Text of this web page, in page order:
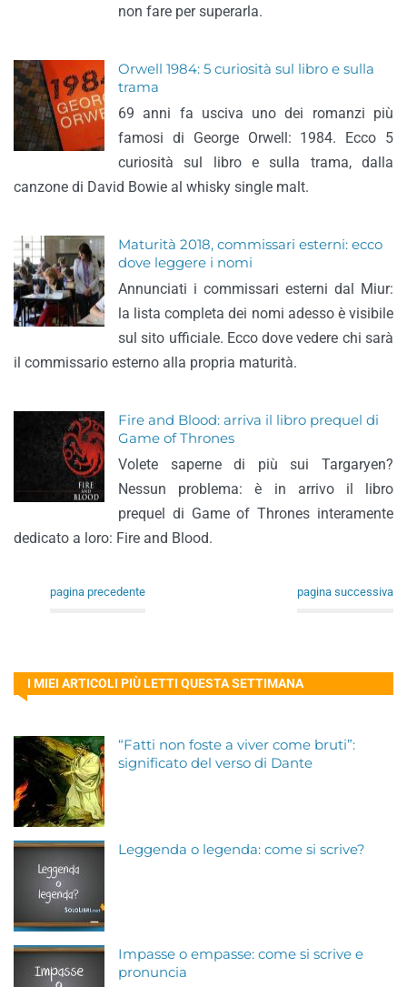
non fare per superarla.
Orwell 1984: 5 curiosità sul libro e sulla
trama
69 anni fa usciva uno dei romanzi più
famosi di George Orwell: 1984. Ecco 5
curiosità sul libro e sulla trama, dalla
canzone di David Bowie al whisky single malt.
Maturità 2018, commissari esterni: ecco
dove leggere i nomi
Annunciati i commissari esterni dal Miur:
la lista completa dei nomi adesso è visibile
sul sito ufficiale. Ecco dove vedere chi sarà
il commissario esterno alla propria maturità.
Fire and Blood: arriva il libro prequel di
Game of Thrones
Volete saperne di più sui Targaryen?
Nessun problema: è in arrivo il libro
prequel di Game of Thrones interamente
dedicato a loro: Fire and Blood.
pagina precedente pagina successiva
I MIEI ARTICOLI PIÙ LETTI QUESTA SETTIMANA
“Fatti non foste a viver come bruti”:
significato del verso di Dante
Leggenda o legenda: come si scrive?
Impasse o empasse: come si scrive e
pronuncia